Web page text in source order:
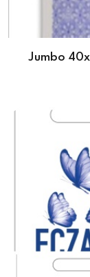
Jumbo